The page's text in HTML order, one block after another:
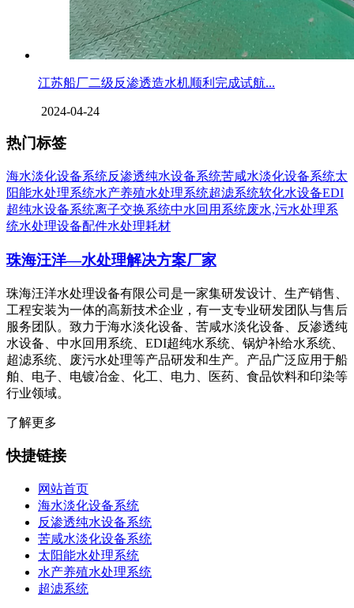
江苏船厂二级反渗透造水机顺利完成试航...
2024-04-24
热门标签
海水淡化设备系统反渗透纯水设备系统苦咸水淡化设备系统太
阳能水处理系统水产养殖水处理系统超滤系统软化水设备EDI
超纯水设备系统离子交换系统中水回用系统废水,污水处理系
统水处理设备配件水处理耗材
珠海汪洋—水处理解决方案厂家
珠海汪洋水处理设备有限公司是一家集研发设计、生产销售、
工程安装为一体的高新技术企业，有一支专业研发团队与售后
服务团队。致力于海水淡化设备、苦咸水淡化设备、反渗透纯
水设备、中水回用系统、EDI超纯水系统、锅炉补给水系统、
超滤系统、废污水处理等产品研发和生产。产品广泛应用于船
舶、电子、电镀冶金、化工、电力、医药、食品饮料和印染等
行业领域。
了解更多
快捷链接
网站首页
海水淡化设备系统
反渗透纯水设备系统
苦咸水淡化设备系统
太阳能水处理系统
水产养殖水处理系统
超滤系统